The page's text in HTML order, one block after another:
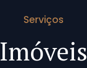
Serviços
Imóveis